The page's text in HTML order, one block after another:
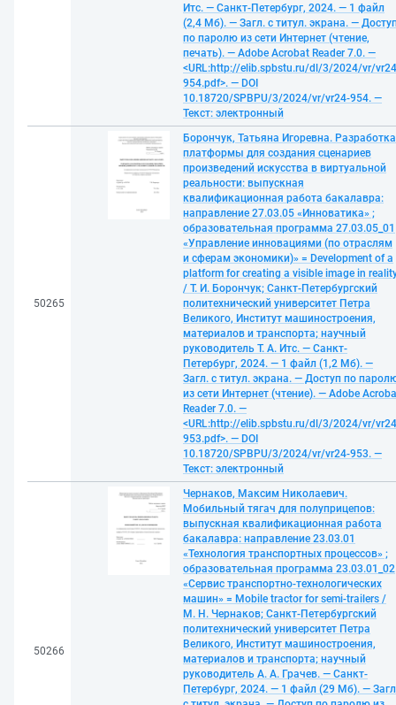
Итс. — Санкт-Петербург, 2024. — 1 файл
(2,4 Мб). — Загл. с титул. экрана. —
по паролю из сети Интернет (чтение,
печать). — Adobe Acrobat Reader 7.0. —
<URL:http://elib.spbstu.ru/dl/3/2024/vr/
954.pdf>. — DOI
10.18720/SPBPU/3/2024/vr/vr24-954. —
Текст: электронный
50265
Борончук, Татьяна Игоревна. Разработка
платформы для создания сценариев
произведений искусства в виртуальной
реальности: выпускная
квалификационная работа бакалавра:
направление 27.03.05 «Инноватика» ;
образовательная программа 27.03.05_01
«Управление инновациями (по отраслям
и сферам экономики)» = Development of a
platform for creating a visible image in
/ Т. И. Борончук; Санкт-Петербургский
политехнический университет Петра
Великого, Институт машиностроения,
материалов и транспорта; научный
руководитель Т. А. Итс. — Санкт-
Петербург, 2024. — 1 файл (1,2 Мб). —
Загл. с титул. экрана. — Доступ по
из сети Интернет (чтение). — Adobe
Reader 7.0. —
<URL:http://elib.spbstu.ru/dl/3/2024/vr/
953.pdf>. — DOI
10.18720/SPBPU/3/2024/vr/vr24-953. —
Текст: электронный
50266
Чернаков, Максим Николаевич.
Мобильный тягач для полуприцепов:
выпускная квалификационная работа
бакалавра: направление 23.03.01
«Технология транспортных процессов» ;
образовательная программа 23.03.01_02
«Сервис транспортно-технологических
машин» = Mobile tractor for semi-trailers /
М. Н. Чернаков; Санкт-Петербургский
политехнический университет Петра
Великого, Институт машиностроения,
материалов и транспорта; научный
руководитель А. А. Грачев. — Санкт-
Петербург, 2024. — 1 файл (29 Мб). —